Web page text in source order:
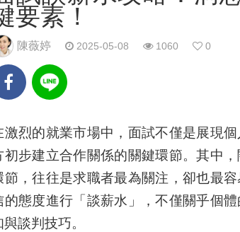
要素！
陳薇婷 2025-05-08 1060 0
激烈的就業市場中，面試不僅是展現
初步建立合作關係的關鍵環節。其中
節，往往是求職者最為關注，卻也最
的態度進行「談薪水」，不僅關乎個
與談判技巧。